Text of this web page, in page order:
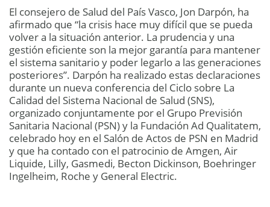
El consejero de Salud del País Vasco, Jon Darpón, ha
afirmado que “la crisis hace muy difícil que se pueda
volver a la situación anterior. La prudencia y una
gestión eficiente son la mejor garantía para mantener
el sistema sanitario y poder legarlo a las generaciones
posteriores”. Darpón ha realizado estas declaraciones
durante un nueva conferencia del Ciclo sobre La
Calidad del Sistema Nacional de Salud (SNS),
organizado conjuntamente por el Grupo Previsión
Sanitaria Nacional (PSN) y la Fundación Ad Qualitatem,
celebrado hoy en el Salón de Actos de PSN en Madrid
y que ha contado con el patrocinio de Amgen, Air
Liquide, Lilly, Gasmedi, Becton Dickinson, Boehringer
Ingelheim, Roche y General Electric.